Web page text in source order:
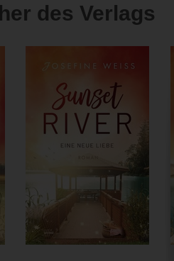
des Verlags